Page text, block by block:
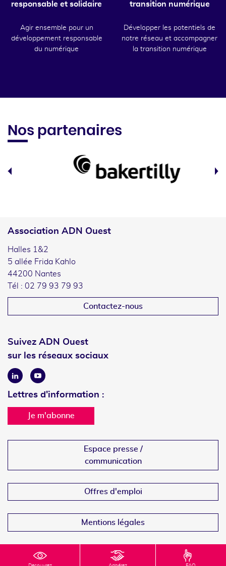
responsable et solidaire
Agir ensemble pour un
développement responsable
du numérique
transition numérique
Développer les potentiels de
notre réseau et accompagner
la transition numérique
Nos partenaires
Association ADN Ouest
Halles 1&2
5 allée Frida Kahlo
44200 Nantes
Tél : 02 79 93 79 93
Contactez-nous
Suivez ADN Ouest
sur les réseaux sociaux
LinkedinYoutube
Lettres d'information :
Je m'abonne
Espace presse /
communication
Offres d'emploi
Mentions légales